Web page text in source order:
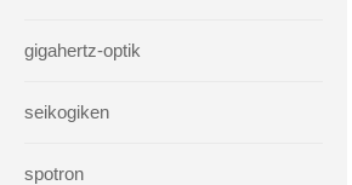
gigahertz-optik
seikogiken
spotron